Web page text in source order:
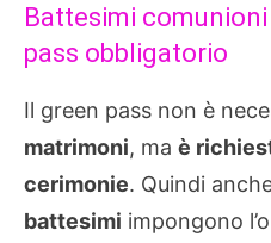
Battesimi
pass obbligatorio
Il green pass non è
matrimoni, ma è
cerimonie. Quindi
battesimi impongono